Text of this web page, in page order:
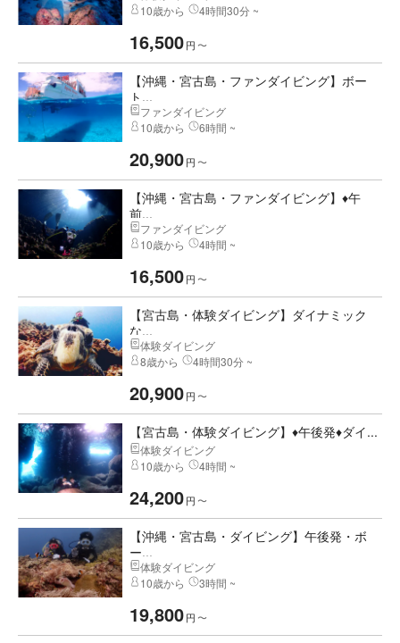
10歳から
4時間30分 ~
16,500円 〜
【沖縄・宮古島・ファンダイビング】ボー
ト...
ファンダイビング
10歳から
6時間 ~
20,900円 〜
【沖縄・宮古島・ファンダイビング】♦午
前...
ファンダイビング
10歳から
4時間 ~
16,500円 〜
【宮古島・体験ダイビング】ダイナミック
な...
体験ダイビング
8歳から
4時間30分 ~
20,900円 〜
【宮古島・体験ダイビング】♦午後発♦ダイ...
体験ダイビング
10歳から
4時間 ~
24,200円 〜
【沖縄・宮古島・ダイビング】午後発・ボ
ー...
体験ダイビング
10歳から
3時間 ~
19,800円 〜